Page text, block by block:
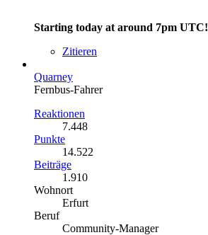
Starting today at around 7pm UTC!
Zitieren
Quarney
Fernbus-Fahrer
Reaktionen
7.448
Punkte
14.522
Beiträge
1.910
Wohnort
Erfurt
Beruf
Community-Manager